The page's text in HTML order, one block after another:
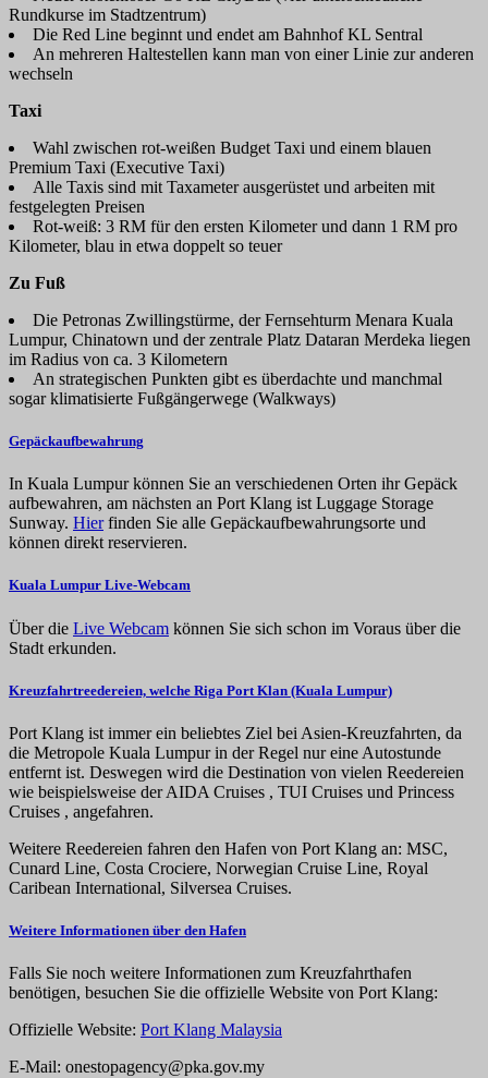
Rundkurse im Stadtzentrum)
Die Red Line beginnt und endet am Bahnhof KL Sentral
An mehreren Haltestellen kann man von einer Linie zur anderen
wechseln
Taxi
Wahl zwischen rot-weißen Budget Taxi und einem blauen
Premium Taxi (Executive Taxi)
Alle Taxis sind mit Taxameter ausgerüstet und arbeiten mit
festgelegten Preisen
Rot-weiß: 3 RM für den ersten Kilometer und dann 1 RM pro
Kilometer, blau in etwa doppelt so teuer
Zu Fuß
Die Petronas Zwillingstürme, der Fernsehturm Menara Kuala
Lumpur, Chinatown und der zentrale Platz Dataran Merdeka liegen
im Radius von ca. 3 Kilometern
An strategischen Punkten gibt es überdachte und manchmal
sogar klimatisierte Fußgängerwege (Walkways)
Gepäckaufbewahrung
In Kuala Lumpur können Sie an verschiedenen Orten ihr Gepäck
aufbewahren, am nächsten an Port Klang ist Luggage Storage
Sunway. Hierfinden Sie alle Gepäckaufbewahrungsorte und
können direkt reservieren.
Kuala Lumpur Live-Webcam
Über die Live Webcam können Sie sich schon im Voraus über die
Stadt erkunden.
Kreuzfahrtreedereien, welche Riga Port Klan (Kuala Lumpur)
Port Klang ist immer ein beliebtes Ziel bei Asien-Kreuzfahrten, da
die Metropole Kuala Lumpur in der Regel nur eine Autostunde
entfernt ist. Deswegen wird die Destination von vielen Reedereien
wie beispielsweise der AIDA Cruises , TUI Cruises und Princess
Cruises , angefahren.
Weitere Reedereien fahren den Hafen von Port Klang an: MSC,
Cunard Line, Costa Crociere, Norwegian Cruise Line, Royal
Caribean International, Silversea Cruises.
Weitere Informationen über den Hafen
Falls Sie noch weitere Informationen zum Kreuzfahrthafen
benötigen, besuchen Sie die offizielle Website von Port Klang:
Offizielle Website: Port Klang Malaysia
E-Mail: onestopagency@pka.gov.my